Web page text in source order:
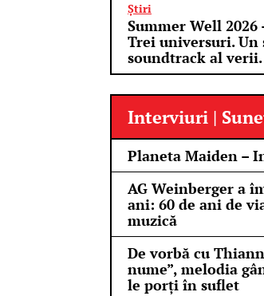
Summer Well 2026
Trei universuri. Un
soundtrack al verii.
Știri
Interviuri |
Planeta Maiden –
AG Weinberger a
ani: 60 de ani de
muzică
De vorbă cu
nume”, melodia
le porți în suflet